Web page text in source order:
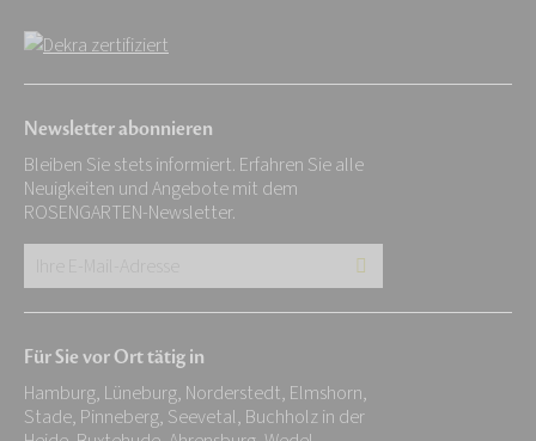
Newsletter abonnieren
Bleiben Sie stets informiert. Erfahren Sie alle
Neuigkeiten und Angebote mit dem
ROSENGARTEN-Newsletter.
E-
Adresse:
*
Für Sie vor Ort tätig in
Hamburg, Lüneburg, Norderstedt, Elmshorn,
Stade, Pinneberg, Seevetal, Buchholz in der